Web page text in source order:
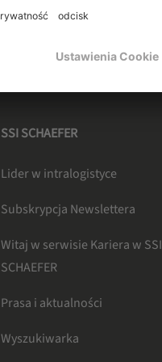
SSI SCHAEFER
Lider w intralogistyce
Subskrypcja Newslettera
Witaj w serwisie Kariera w SSI
SCHAEFER
Prasa i aktualności
Wyszukiwarka